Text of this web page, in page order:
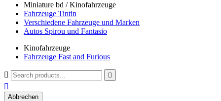
Miniature bd / Kinofahrzeuge
Fahrzeuge Tintin
Verschiedene Fahrzeuge und Marken
Autos Spirou und Fantasio
Kinofahrzeuge
Fahrzeuge Fast and Furious
 

Abbrechen